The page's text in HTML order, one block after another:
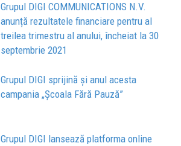
Grupul DIGI COMMUNICATIONS N.V.
anunță rezultatele financiare pentru al
treilea trimestru al anului, încheiat la 30
septembrie 2021
Grupul DIGI sprijină și anul acesta
campania „Școala Fără Pauză”
Grupul DIGI lansează platforma online